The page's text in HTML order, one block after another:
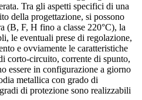
Tra gli aspetti specifici di una
della progettazione, si possono
(B, F, H fino a classe 220°C), la
le eventuali prese di regolazione,
e ovviamente le caratteristiche
corto-circuito, corrente di spunto,
essere in configurazione a giorno
metallica con grado di
di protezione sono realizzabili